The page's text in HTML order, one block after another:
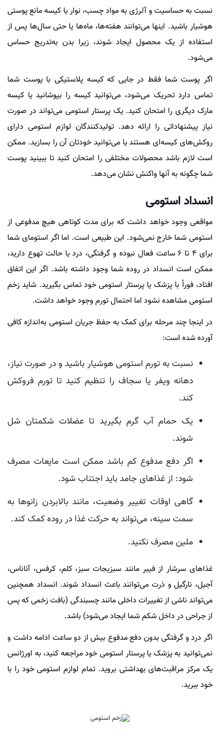
نسبت به حساسیت و آلرژی به مواد چسب، نوار یا کیسه مانع پوستی
هوشیار باشید. اینها می‌توانند هفته‌ها، ماه‌ها یا حتی سال‌ها پس از
استفاده از یک محصول ایجاد شوند، زیرا بدن به‌تدریج حساس
می‌شود.
اگر پوست شما فقط در جایی که کیسه پلاستیکی با پوست شما
تماس دارد تحریک می‌شود، می‌توانید کیسه را بپوشانید یا کیسه
مارک دیگری را امتحان کنید. یک پرستار استومی می‌تواند در صورت
نیاز پیشنهاداتی را ارائه دهد. تولیدکنندگان لوازم استومی دارای
روکش‌های کیسه‌ای هستند یا می‌توانید خودتان آن را بسازید. ممکن
است لازم باشد محصولات مختلفی را امتحان کنید تا ببینید پوست
شما چگونه به آنها واکنش نشان می‌دهد.
انسداد استومی
مواقعی وجود خواهد داشت که برای مدت کوتاهی هیچ مدفوعی از
استومی شما خارج نمی‌شود. این طبیعی است. اما اگر استومای شما
برای 4 تا 6 ساعت فعال نبوده و گرفتگی، درد یا حالت تهوع دارید،
ممکن است انسداد در روده شما وجود داشته باشد. اگر این اتفاق
افتاد، فوراً با پزشک یا پرستار استومی خود تماس بگیرید. شاید زخم
استومی مشاهده نشود اما احتمال تورم وجود خواهد داشت.
در اینجا چند مرحله برای کمک به حفظ جریان استومی به‌اندازه کافی
آورده شده است:
نسبت به تورم استومی هوشیار باشید و در صورت نیاز،
دهانه ویفر یا سجاف را تنظیم کنید تا تورم فروکش
کند.
یک حمام آب گرم بگیرید تا عضلات شکمتان شل
شوند.
اگر دفع مدفوع کم باشد ممکن است مایعات مصرف
شود: از غذاهای جامد باید اجتناب شود.
گاهی اوقات تغییر وضعیت، مانند بالابردن زانوها به
سمت سینه، می‌تواند به حرکت غذا در روده کمک کند.
ملین مصرف نکنید.
غذاهای سرشار از فیبر مانند سبزیجات سبز، کلم، کرفس، آناناس،
آجیل، نارگیل و ذرت می‌توانند باعث انسداد شوند. انسداد همچنین
می‌تواند ناشی از تغییرات داخلی مانند چسبندگی (بافت زخمی که پس
از جراحی در داخل شکم شما ایجاد می‌شود) باشد.
اگر درد و گرفتگی بدون دفع مدفوع بیش از دو ساعت ادامه داشت و
نمی‌توانید به پزشک یا پرستار استومی خود مراجعه کنید، به اورژانس
یک مرکز مراقبت‌های بهداشتی بروید. تمام لوازم استومی خود را با
خود ببرید.